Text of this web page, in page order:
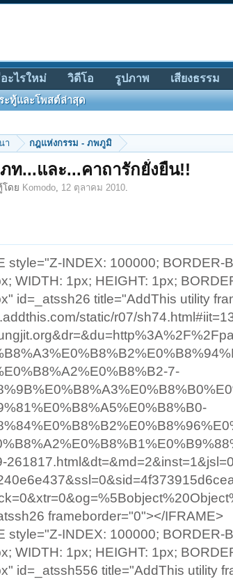
า กฎแห่งกรรม - ภพภูมิ
ท...และ...คาถารักยั่งยืน!!
โดย Komodo, 12 ตุลาคม 2010.
style="Z-INDEX: 100000;
WIDTH: 1px; HEIGHT: 1px;
id=_atssh26 title="AddThis utility
static/r07/
7-
frameborder="0"></IFRAME>
style="Z-INDEX: 100000;
WIDTH: 1px; HEIGHT: 1px;
id=_atssh556 title="AddThis utility
ะทู้และโพสต์ล่าสุด
ะไรใหม่ วิดีโอ รูปภาพ เสียงธรรม